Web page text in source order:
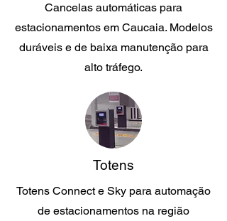
Cancelas automáticas para
estacionamentos em Caucaia. Modelos
duráveis e de baixa manutenção para
alto tráfego.
Totens
Totens Connect e Sky para automação
de estacionamentos na região